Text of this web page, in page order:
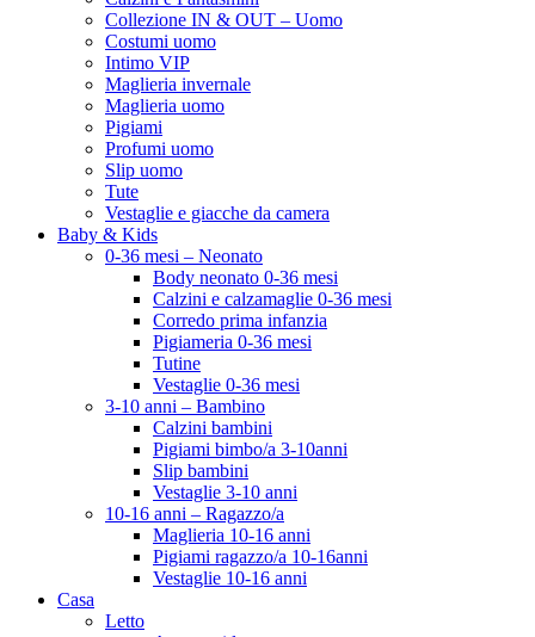
Collezione IN & OUT – Uomo
Costumi uomo
Intimo VIP
Maglieria invernale
Maglieria uomo
Pigiami
Profumi uomo
Slip uomo
Tute
Vestaglie e giacche da camera
Baby & Kids
0-36 mesi – Neonato
Body neonato 0-36 mesi
Calzini e calzamaglie 0-36 mesi
Corredo prima infanzia
Pigiameria 0-36 mesi
Tutine
Vestaglie 0-36 mesi
3-10 anni – Bambino
Calzini bambini
Pigiami bimbo/a 3-10anni
Slip bambini
Vestaglie 3-10 anni
10-16 anni – Ragazzo/a
Maglieria 10-16 anni
Pigiami ragazzo/a 10-16anni
Vestaglie 10-16 anni
Casa
Letto